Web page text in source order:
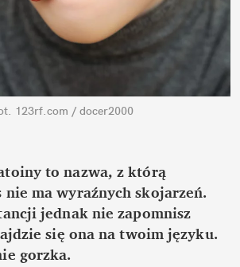
123rf.com / docer2000
to nazwa, z którą
nie ma wyraźnych skojarzeń.
jednak nie zapomnisz
się ona na twoim języku.
gorzka.